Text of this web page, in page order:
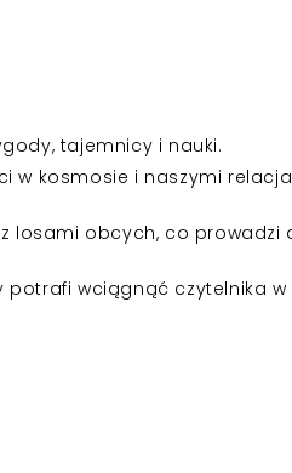
tajemnicy i nauki.
w kosmosie i naszymi
losami obcych, co prowadzi
potrafi wciągnąć czytelnika w